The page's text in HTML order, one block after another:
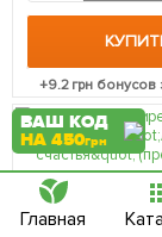
+9.2грн бонусов
ВАШ КОД
НА 450грн
Главная